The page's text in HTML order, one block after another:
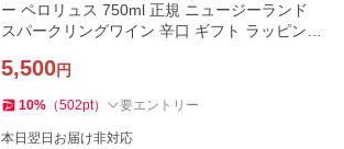
ー ペロリュス 750ml 正規 ニュージーランド
スパークリングワイン 辛口 ギフト ラッピング
5,500円
10% （502pt） 要エントリー
本日翌日お届け非対応